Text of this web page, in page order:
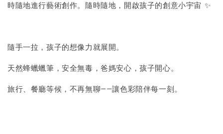
時隨地進行藝術創作。隨時隨地，開啟孩子的創意小宇宙 ✨
隨手一拉，孩子的想像力就展開。
天然蜂蠟蠟筆，安全無毒，爸媽安心，孩子開心。
旅行、餐廳等候，不再無聊——讓色彩陪伴每一刻。